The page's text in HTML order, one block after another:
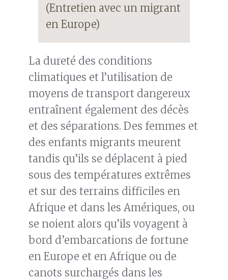
(Entretien avec un migrant
en Europe)
La dureté des conditions
climatiques et l’utilisation de
moyens de transport dangereux
entraînent également des décès
et des séparations. Des femmes et
des enfants migrants meurent
tandis qu’ils se déplacent à pied
sous des températures extrêmes
et sur des terrains difficiles en
Afrique et dans les Amériques, ou
se noient alors qu’ils voyagent à
bord d’embarcations de fortune
en Europe et en Afrique ou de
canots surchargés dans les